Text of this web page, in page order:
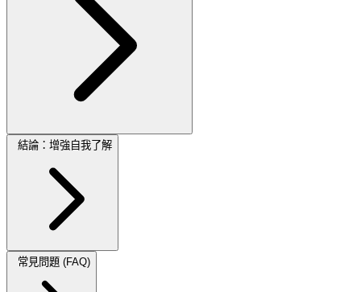
結論：增強自我了解
常見問題 (FAQ)